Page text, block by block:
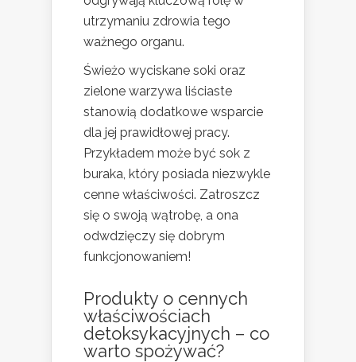
utrzymaniu zdrowia tego
ważnego organu.
Świeżo wyciskane soki oraz
zielone warzywa liściaste
stanowią dodatkowe wsparcie
dla jej prawidłowej pracy.
Przykładem może być sok z
buraka, który posiada niezwykle
cenne właściwości. Zatroszcz
się o swoją wątrobę, a ona
odwdzięczy się dobrym
funkcjonowaniem!
Produkty o cennych
właściwościach
detoksykacyjnych – co
warto spożywać?